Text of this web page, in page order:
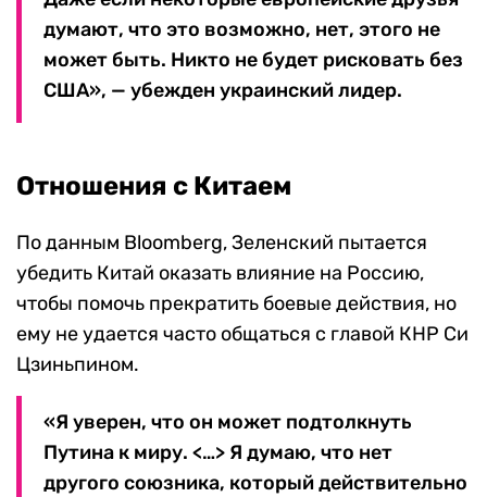
думают, что это возможно, нет, этого не
может быть. Никто не будет рисковать без
США», — убежден украинский лидер.
Отношения с Китаем
По данным Bloomberg, Зеленский пытается
убедить Китай оказать влияние на Россию,
чтобы помочь прекратить боевые действия, но
ему не удается часто общаться с главой КНР Си
Цзиньпином.
«Я уверен, что он может подтолкнуть
Путина к миру. <…> Я думаю, что нет
другого союзника, который действительно